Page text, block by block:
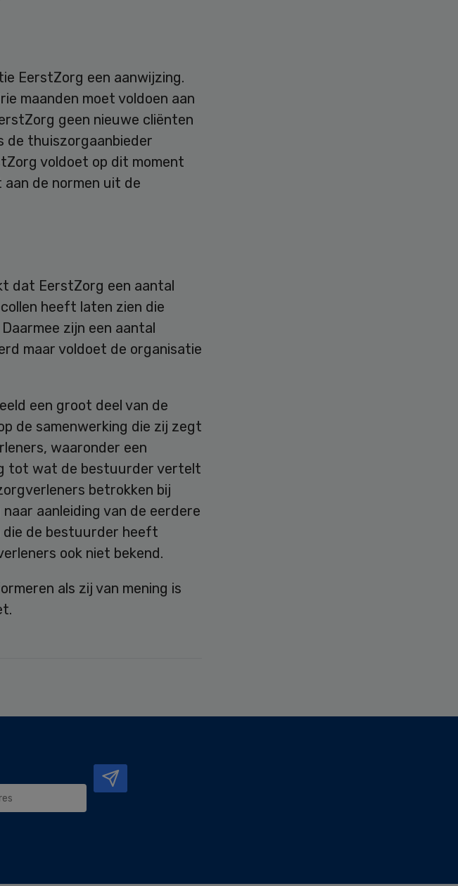
EerstZorg een aanwijzing.
maanden moet voldoen aan
geen nieuwe cliënten
de thuiszorgaanbieder
voldoet op dit moment
de normen uit de
dat EerstZorg een aantal
heeft laten zien die
zijn een aantal
maar voldoet de organisatie
een groot deel van de
de samenwerking die zij zegt
waaronder een
tot wat de bestuurder vertelt
betrokken bij
aanleiding van de eerdere
die de bestuurder heeft
ook niet bekend.
als zij van mening is